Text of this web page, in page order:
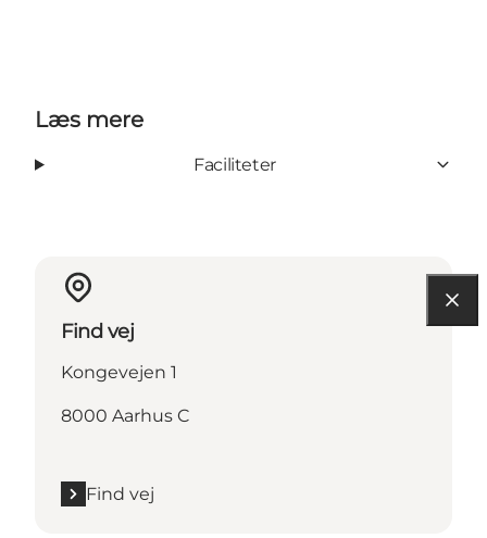
Læs mere
Faciliteter
Find vej
Kongevejen 1
8000 Aarhus C
Find vej